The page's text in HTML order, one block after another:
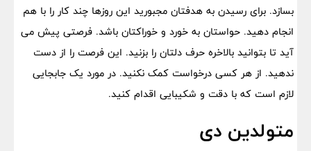
بسازد. برای رسیدن به هدفتان مجبورید این روزها چند کار را با هم
انجام دهید. حواستان به خورد و خوراکتان باشد. فرصتی پیش می
آید تا بتوانید بالاخره حرف دلتان را بزنید. این فرصت را از دست
ندهید. از هر کسی درخواست کمک نکنید. در مورد یک جابجایی
لازم است که با دقت و شکیبایی اقدام کنید.
متولدین دی